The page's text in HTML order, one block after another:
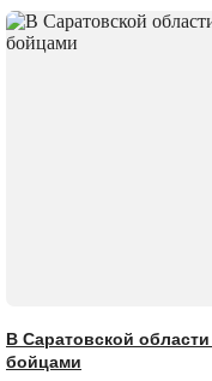
В Саратовской
бойцами